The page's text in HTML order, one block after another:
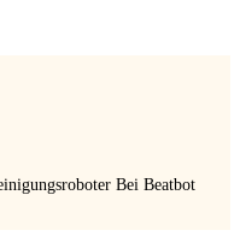
Bei Beatbot